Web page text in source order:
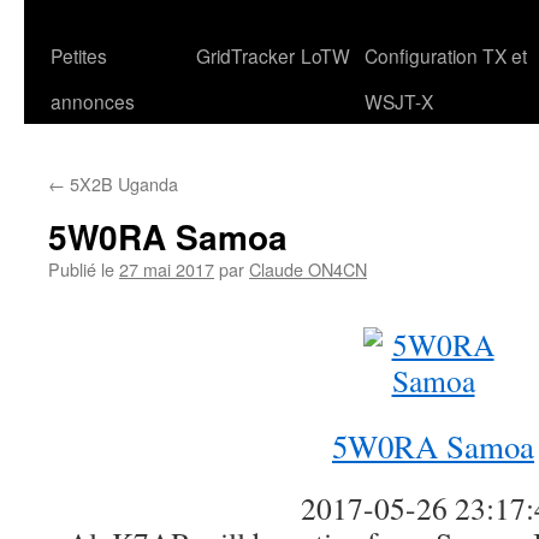
Petites
annonces
GridTracker LoTW Configuration TX et
WSJT-X
← 5X2B Uganda
5W0RA Samoa
Publié le27 mai 2017parClaude ON4CN
5W0RA Samoa
2017-05-26